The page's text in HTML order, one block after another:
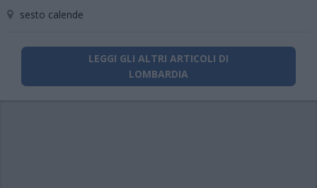
sesto calende
LEGGI GLI ALTRI ARTICOLI DI
LOMBARDIA